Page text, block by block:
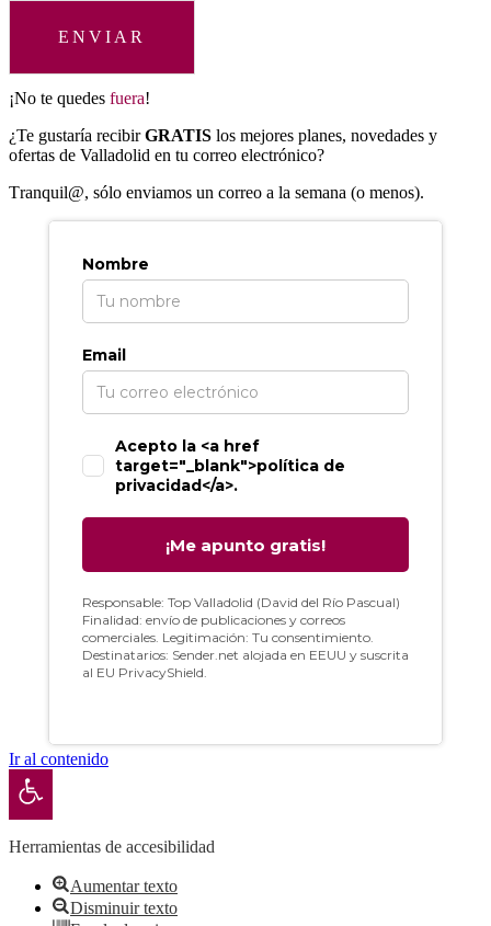
ENVIAR
¡No te quedes fuera!
¿Te gustaría recibirGRATIS los mejores planes, novedades y
ofertas de Valladolid en tu correo electrónico?
Tranquil@, sólo enviamos un correo a la semana (o menos).
Ir al contenido
Abrir barra de herramientas
Herramientas de accesibilidad
Aumentar texto
Disminuir texto